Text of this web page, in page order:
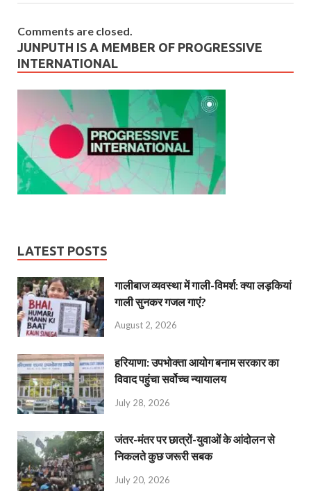
Comments are closed.
JUNPUTH IS A MEMBER OF PROGRESSIVE
INTERNATIONAL
LATEST POSTS
गालीबाज व्‍यवस्‍था में गाली-विमर्श: क्या लड़कियां
गाली सुनकर गजल गाएं?
August 2, 2026
हरियाणा: उपभोक्ता आयोग बनाम सरकार का
विवाद पहुंचा सर्वोच्च न्यायालय
July 28, 2026
जंतर-मंतर पर छात्रों-युवाओं के आंदोलन से
निकलते कुछ जरूरी सबक
July 20, 2026